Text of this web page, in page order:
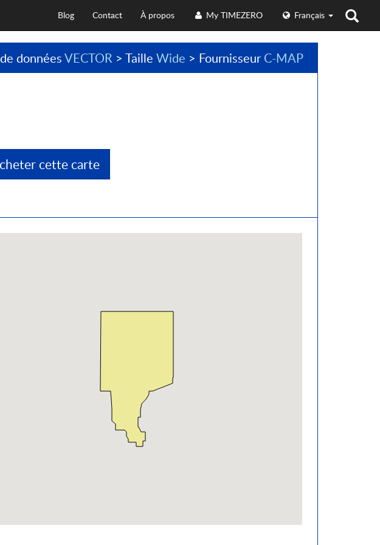
Français
My TIMEZERO
À propos
Contact
Blog
donnéesVECTOR> Taille Wide > Fournisseur C-MAP
cette carte